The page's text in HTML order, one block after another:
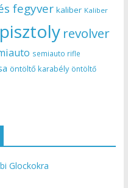
fegyver kaliber Kaliber
pisztoly revolver
semiauto rifle
öntöltő karabély öntöltő
Glockokra